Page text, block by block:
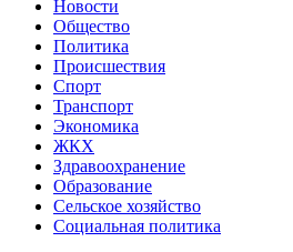
Новости
Общество
Политика
Происшествия
Спорт
Транспорт
Экономика
ЖКХ
Здравоохранение
Образование
Сельское хозяйство
Социальная политика